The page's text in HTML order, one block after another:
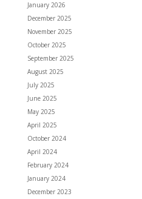
January 2026
December 2025
November 2025
October 2025
September 2025
August 2025
July 2025
June 2025
May 2025
April 2025
October 2024
April 2024
February 2024
January 2024
December 2023